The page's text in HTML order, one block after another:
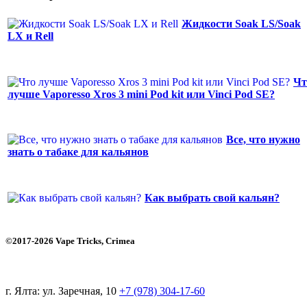
Жидкости Soak LS/Soak
LX и Rell
лучше Vaporesso Xros 3 mini Pod kit или Vinci Pod SE?
Все, что нужно
знать о табаке для кальянов
Как выбрать свой кальян?
©2017-2026 Vape Tricks, Crimea
г. Ялта: ул. Заречная, 10 +7 (978) 304-17-60